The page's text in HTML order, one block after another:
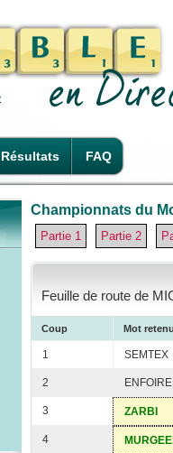
Résultats FAQ
Championnats du
Partie 1 Partie 2
Feuille de route de
Coup Mot
1 SEMTEX
2
3 ZARBI
4